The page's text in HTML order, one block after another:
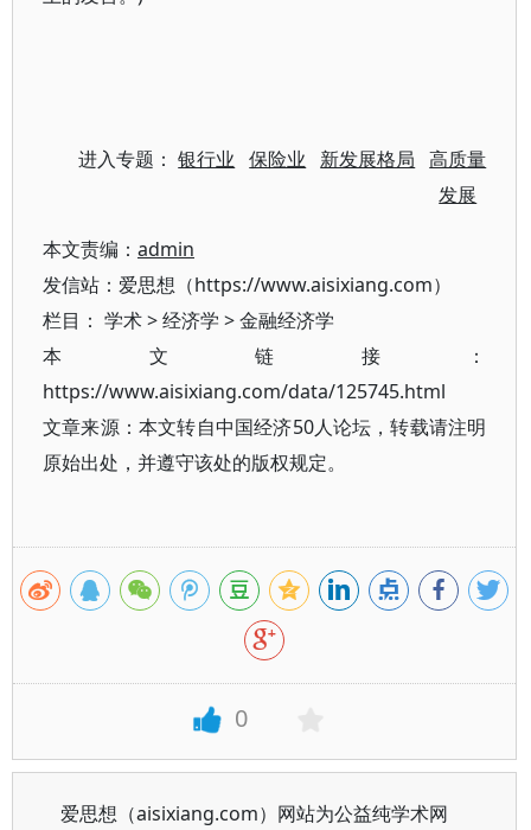
进入专题：银行业 保险业 新发展格局
高质量
发展
本文责编： admin
发信站：爱思想（https://www.aisixiang.com）
栏目： 学术>经济学 >金融经济学
本文链接：
https://www.aisixiang.com/data/125745.html
文章来源：本文转自中国经济50人论坛，转载请注明
原始出处，并遵守该处的版权规定。
0
爱思想（aisixiang.com）网站为公益纯学术网